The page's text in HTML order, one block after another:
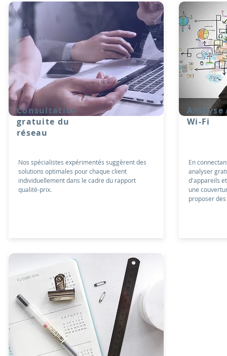
Consultation
gratuite du
réseau
Nos spécialistes expérimentés suggèrent des
solutions optimales pour chaque client
individuellement dans le cadre du rapport
qualité-prix.
Analyse
Wi-Fi
En
analyser
d'appareils
une
proposer